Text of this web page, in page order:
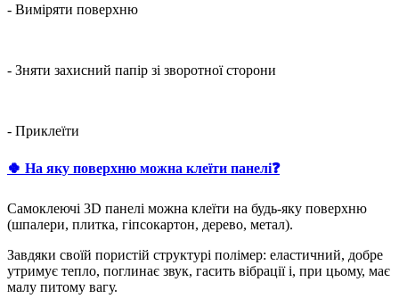
- Виміряти поверхню
- Зняти захисний папір зі зворотної сторони
- Приклеїти
🍀 На яку поверхню можна клеїти панелі❓
Самоклеючі 3D панелі можна клеїти на будь-яку поверхню
(шпалери, плитка, гіпсокартон, дерево, метал).
Завдяки своїй пористій структурі полімер: еластичний, добре
утримує тепло, поглинає звук, гасить вібрації і, при цьому, має
малу питому вагу.